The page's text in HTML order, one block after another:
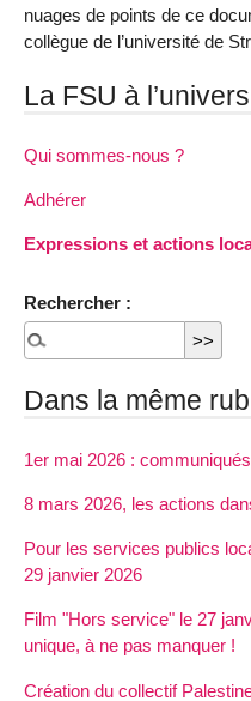
nuages de points de ce
collègue de l’université de
La FSU à
Qui sommes-nous ?
Adhérer
Expressions et actions
Rechercher :
Dans la même
1er mai 2026 :
8 mars 2026, les actions
Pour les services publics
29 janvier 2026
Film "Hors service" le 27
unique, à ne pas manquer !
Création du collectif